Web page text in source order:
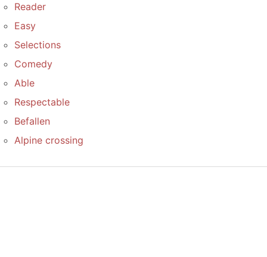
Reader
Easy
Selections
Comedy
Able
Respectable
Befallen
Alpine crossing